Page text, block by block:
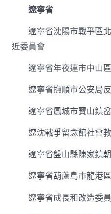
遼寧省
遼寧省沈陽市戰爭區北
近委員會
遼寧省年夜連市中山區
遼寧省撫順市公安局反
遼寧省鳳城市寶山鎮岔
遼沈戰爭留念館社會
遼寧省盤山縣陳家鎮朝
遼寧省葫蘆島市龍港區
遼寧省成長和改造委員